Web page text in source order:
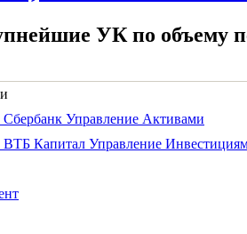
УК по объему
Управление Активами
ВТБ Капитал Управление